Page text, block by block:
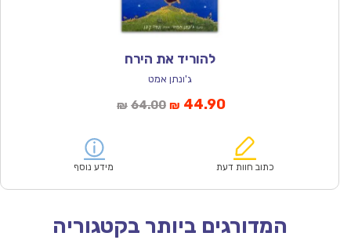
להוריד את הירח
ג'ונתן אמט
₪ 64.00המחיר
₪64.00.
₪ 44.90המחיר
הוא:
כתוב חוות דעת מידע נוסף
המדורגים ביותר בקטגוריה